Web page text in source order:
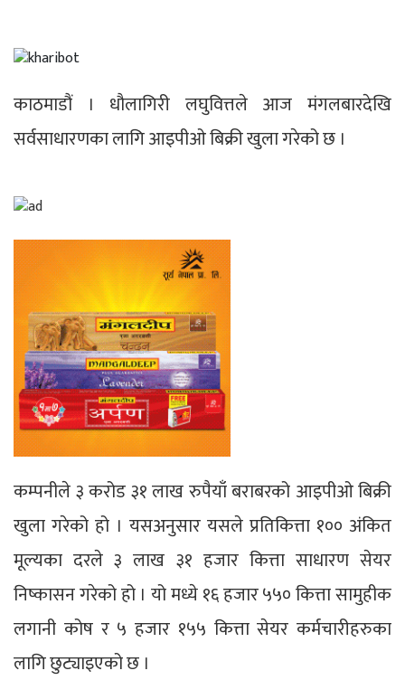
काठमाडौं । धौलागिरी लघुवित्तले आज मंगलबारदेखि
सर्वसाधारणका लागि आइपीओ बिक्री खुला गरेको छ ।
कम्पनीले ३ करोड ३१ लाख रुपैयाँ बराबरको आइपीओ बिक्री
खुला गरेको हो । यसअनुसार यसले प्रतिकित्ता १०० अंकित
मूल्यका दरले ३ लाख ३१ हजार कित्ता साधारण सेयर
निष्कासन गरेको हो । यो मध्ये १६ हजार ५५० कित्ता सामुहीक
लगानी कोष र ५ हजार १५५ कित्ता सेयर कर्मचारीहरुका
लागि छुट्याइएको छ ।